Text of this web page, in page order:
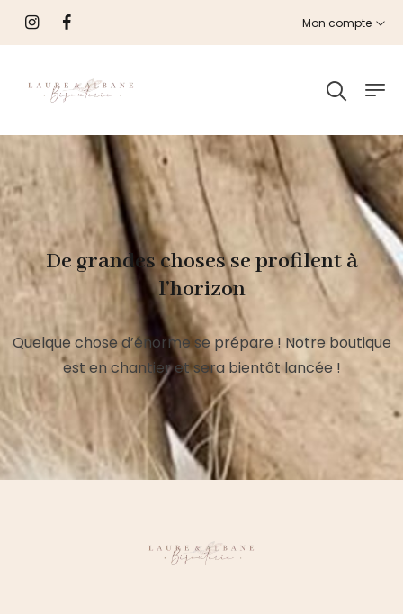
Mon compte
De grandes choses se profilent à
l’horizon
Quelque chose d’énorme se prépare ! Notre boutique
est en chantier et sera bientôt lancée !